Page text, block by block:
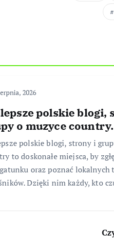
2026
polskie blogi,
o muzyce country.
polskie blogi, strony i
to doskonałe miejsca, by
oraz poznać lokalnych
Dzięki nim każdy, kto